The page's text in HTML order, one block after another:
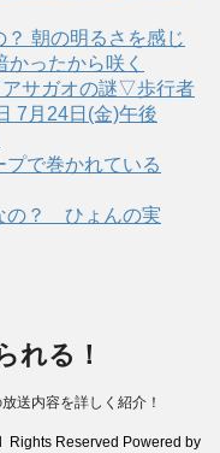
朝の明るさを感じ
ったから咲く
サガオの謎▽歩行者
7月24日(金)午後
で巻かれている
の？ ひょんの実
れる！
送内容を詳しく紹介！
Rights Reserved Powered by